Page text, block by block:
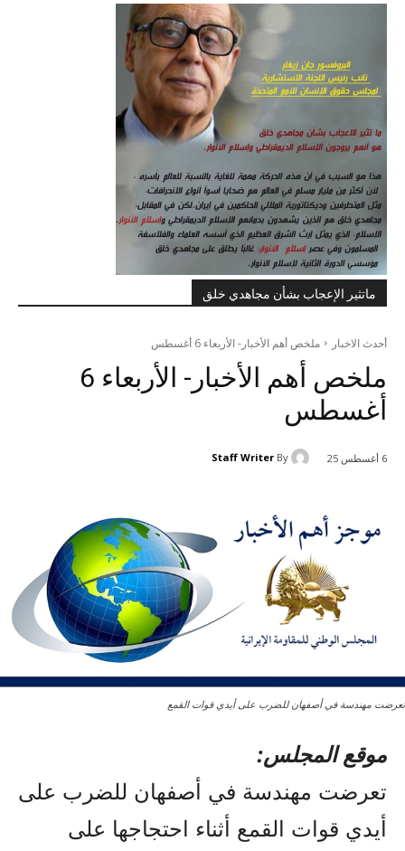
ماتثير الإعجاب بشأن مجاهدي خلق
أحدث الاخبار ملخص أهم الأخبار- الأربعاء 6 أغسطس
ملخص أهم الأخبار- الأربعاء 6
أغسطس
6 أغسطس 25 By
Staff Writer
تعرضت مهندسة في أصفهان للضرب على أيدي قوات القمع
موقع المجلس:
تعرضت مهندسة في أصفهان للضرب على
أيدي قوات القمع أثناء احتجاجها على